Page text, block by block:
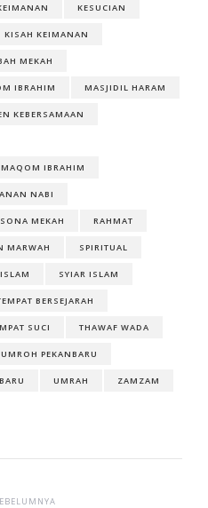
KESUCIAN
KISAH KEIMANAN
MEKAH
IBRAHIM MASJIDIL HARAM
KEBERSAMAAN
IBRAHIM
NABI
MEKAH RAHMAT
MARWAH SPIRITUAL
SYIAR ISLAM
BERSEJARAH
SUCI THAWAF WADA
PEKANBARU
UMRAH ZAMZAM